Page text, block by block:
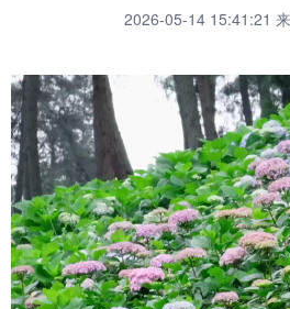
畅游贵州 数字贵州
光影贵州 部门之窗
融媒联播 贵阳
六盘水 毕节
黔南 黔西南
2026-05-14 15:41:21